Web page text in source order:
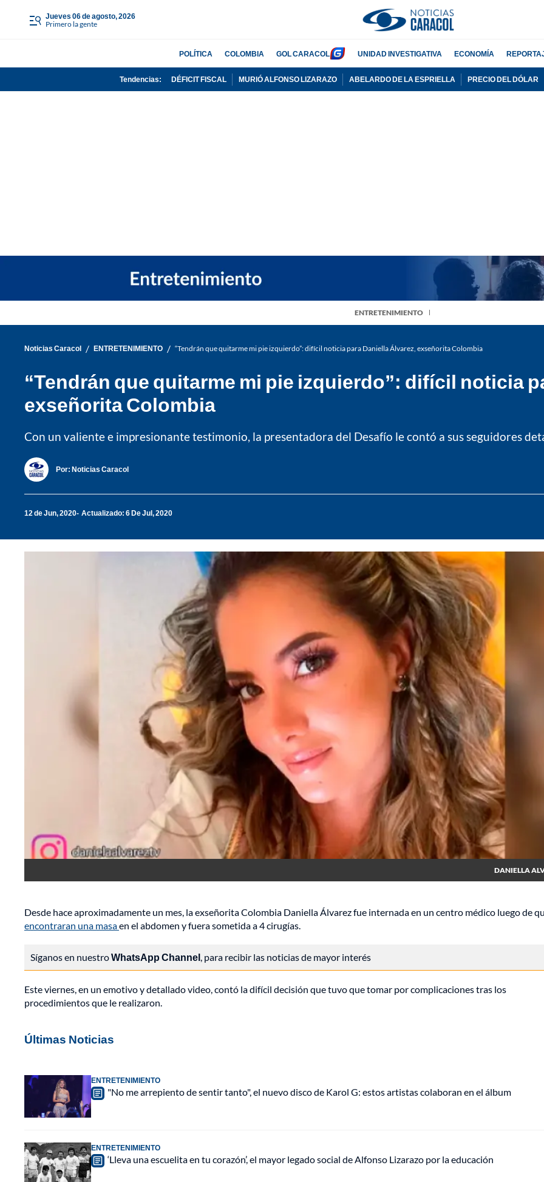
jueves 06 de agosto, 2026
Primero la gente
POLÍTICA COLOMBIA GOL CARACOL UNIDAD INVESTIGATIVA ECONOMÍA
Tendencias: DÉFICIT FISCAL MURIÓ ALFONSO LIZARAZO ABELARDO DE LA ESPRIELLA PRECIO DEL DÓLAR
ENTRETENIMIENTO
Noticias Caracol / ENTRETENIMIENTO / “Tendrán que quitarme mi pie izquierdo”: difícil noticia para Daniella Álvarez, exseñorita Colombia
“Tendrán que quitarme mi pie izquierdo”: difícil noticia
exseñorita Colombia
Con un valiente e impresionante testimonio, la presentadora del Desafío le contó a sus seguidores
Por: Noticias Caracol
12 de Jun, 2020 Actualizado: 6 De Jul, 2020
DANIELLA
Desde hace aproximadamente un mes, la exseñorita Colombia Daniella Álvarez fue internada en un centro médico luego de
encontraran una masaen el abdomen y fuera sometida a 4 cirugías.
Síganos en nuestroWhatsApp Channel, para recibir las noticias de mayor interés
Este viernes, en un emotivo y detallado video, contó la difícil decisión que tuvo que tomar por complicaciones tras los
procedimientos que le realizaron.
Últimas Noticias
ENTRETENIMIENTO
"No me arrepiento de sentir tanto", el nuevo disco de Karol G: estos artistas colaboran en el álbum
ENTRETENIMIENTO
‘Lleva una escuelita en tu corazón’, el mayor legado social de Alfonso Lizarazo por la educación